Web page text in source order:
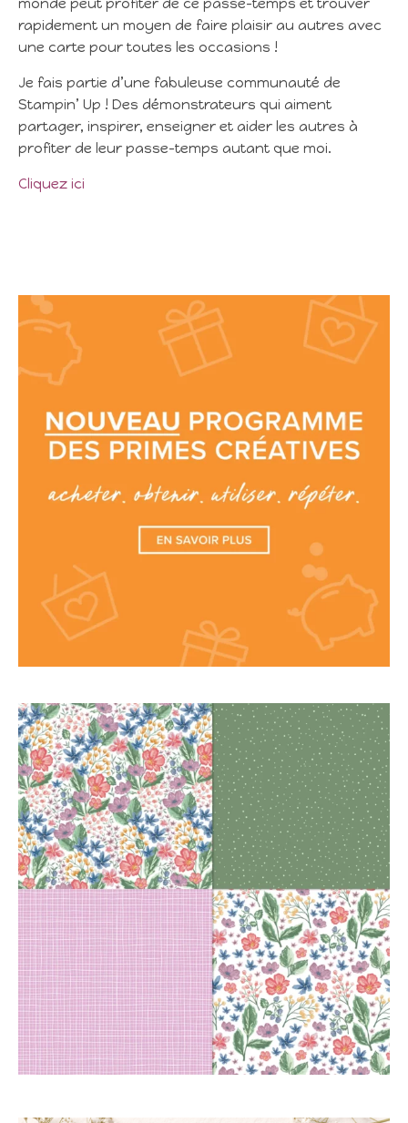
monde peut profiter de ce passe-temps et trouver
rapidement un moyen de faire plaisir au autres avec
une carte pour toutes les occasions !
Je fais partie d’une fabuleuse communauté de
Stampin’ Up ! Des démonstrateurs qui aiment
partager, inspirer, enseigner et aider les autres à
profiter de leur passe-temps autant que moi.
Cliquez ici